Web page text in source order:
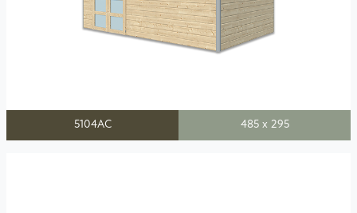
5104AC 485 x 295